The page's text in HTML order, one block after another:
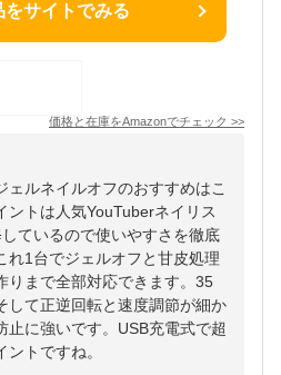
をサイトでみる
価格と在庫をAmazonでチェック >>
ェルネイルオフのおすすめはこ
ントは人気YouTuberネイリス
ているので使いやすさを徹底
れ1台でジェルオフと甘皮処理
りまで全部対応できます。35
して正逆回転と速度調節が細か
止に強いです。USB充電式で超
トですね。